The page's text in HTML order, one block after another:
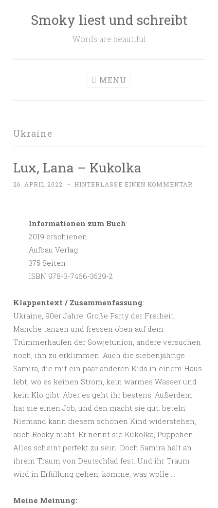
Smoky liest und schreibt
Words are beautiful
MENÜ
Ukraine
Lux, Lana – Kukolka
26. APRIL 2022 ~ HINTERLASSE EINEN KOMMENTAR
Informationen zum Buch:
2019 erschienen
Aufbau Verlag
375 Seiten
ISBN 978-3-7466-3539-2
Klappentext / Zusammenfassung:
Ukraine, 90er Jahre. Große Party der Freiheit.
Manche tanzen und fressen oben auf dem
Trümmerhaufen der Sowjetunion, andere versuchen
noch, ihn zu erklimmen. Auch die siebenjährige
Samira, die mit ein paar anderen Kids in einem Haus
lebt, wo es keinen Strom, kein warmes Wasser und
kein Klo gibt. Aber es geht ihr bestens. Außerdem
hat sie einen Job, und den macht sie gut: beteln.
Niemand kann diesem schönen Kind widerstehen,
auch Rocky nicht. Er nennt sie Kukolka, Püppchen.
Alles scheint perfekt zu sein. Doch Samira hält an
ihrem Traum von Deutschlad fest. Und ihr Traum
wird in Erfüllung gehen, komme, was wolle …
Meine Meinung: